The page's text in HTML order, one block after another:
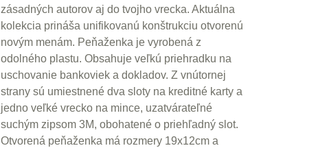
zásadných autorov aj do tvojho vrecka. Aktuálna
kolekcia prináša unifikovanú konštrukciu otvorenú
novým menám. Peňaženka je vyrobená z
odolného plastu. Obsahuje veľkú priehradku na
uschovanie bankoviek a dokladov. Z vnútornej
strany sú umiestnené dva sloty na kreditné karty a
jedno veľké vrecko na mince, uzatvárateľné
suchým zipsom 3M, obohatené o priehľadný slot.
Otvorená peňaženka má rozmery 19x12cm a